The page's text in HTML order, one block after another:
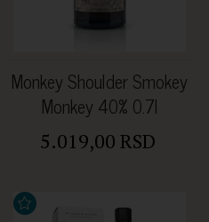
Monkey Shoulder Smokey
Monkey 40% 0.7l
5.019,00 RSD